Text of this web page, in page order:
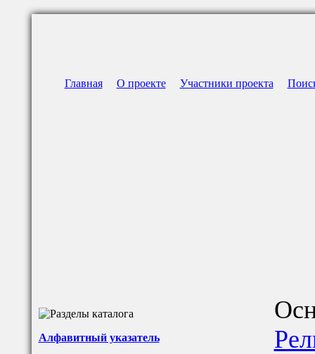
Главная О проекте Участники проекта
Алфавитный указатель